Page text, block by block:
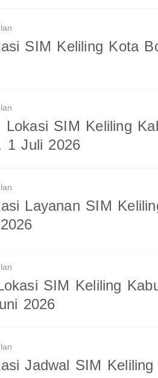
SIM Keliling Kota
Lokasi SIM Keliling
1 Juli 2026
Layanan SIM
SIM Keliling
2026
Jadwal SIM Keliling